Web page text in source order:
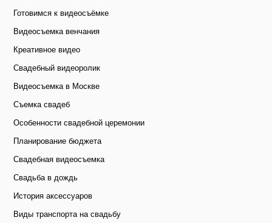
Готовимся к видеосъёмке
Видеосъемка венчания
Креативное видео
Свадебный видеоролик
Видеосъемка в Москве
Съемка свадеб
Особенности свадебной церемонии
Планирование бюджета
Свадебная видеосъемка
Свадьба в дождь
История аксессуаров
Виды транспорта на свадьбу